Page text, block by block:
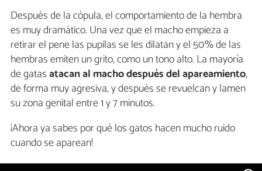
Después de la cópula, el comportamiento de la hembra
es muy dramático. Una vez que el macho empieza a
retirar el pene las pupilas se les dilatan y el 50% de las
hembras emiten un grito, como un tono alto. La mayoría
de gatasatacan al macho después del apareamiento,
de forma muy agresiva, y después se revuelcan y lamen
su zona genital entre 1 y 7 minutos.
¡Ahora ya sabes por qué los gatos hacen mucho ruido
cuando se aparean!